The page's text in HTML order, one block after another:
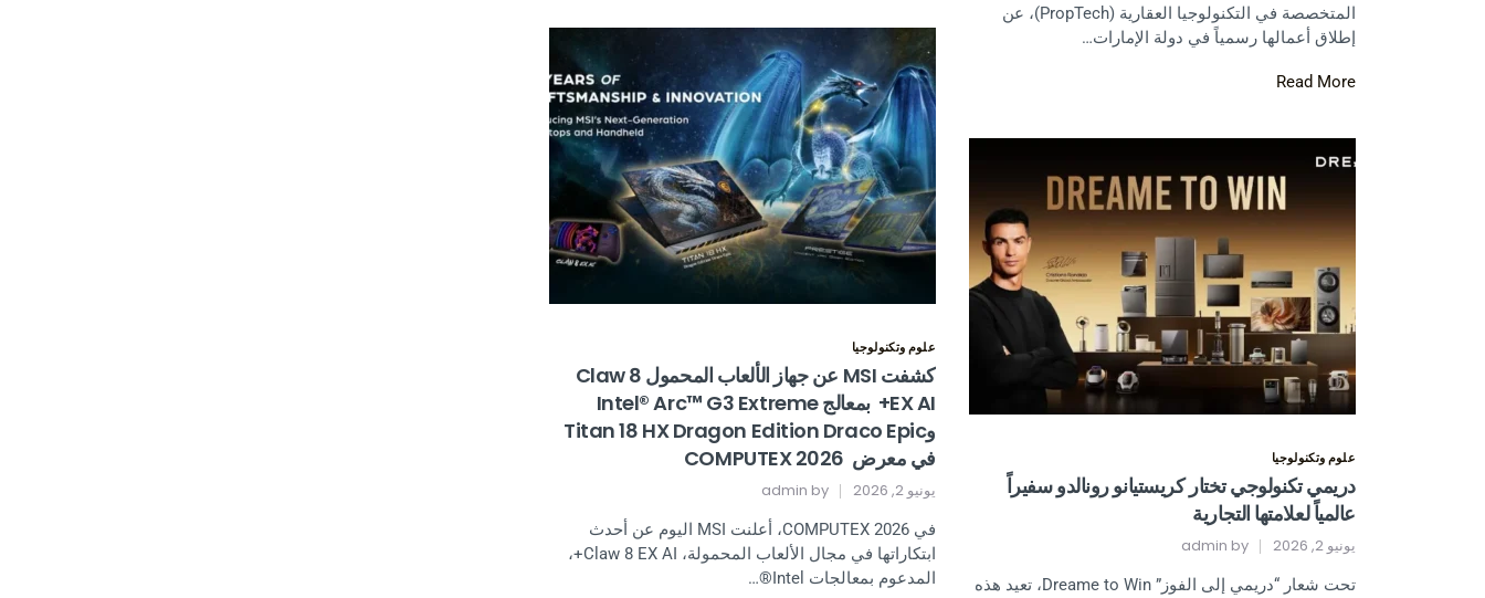
المتخصصة في التكنولوجيا العقارية (PropTech)، عن
إطلاق أعمالها رسمياً في دولة الإمارات…
Read More
علوم وتكنولوجيا
كشفت MSI عن جهاز الألعاب المحمول Claw 8
EX AI+ بمعالج Intel® Arc™ G3 Extreme
وTitan 18 HX Dragon Edition Draco Epic
في معرض COMPUTEX 2026
يونيو 2, 2026 admin
في COMPUTEX 2026، أعلنت MSI اليوم عن أحدث
ابتكاراتها في مجال الألعاب المحمولة، Claw 8 EX AI+،
المدعوم بمعالجات Intel®…
علوم وتكنولوجيا
دريمي تكنولوجي تختار كريستيانو رونالدو سفيراً
عالمياً لعلامتها التجارية
يونيو 2, 2026 admin
تحت شعار “دريمي إلى الفوز” Dreame to Win، تعيد هذه